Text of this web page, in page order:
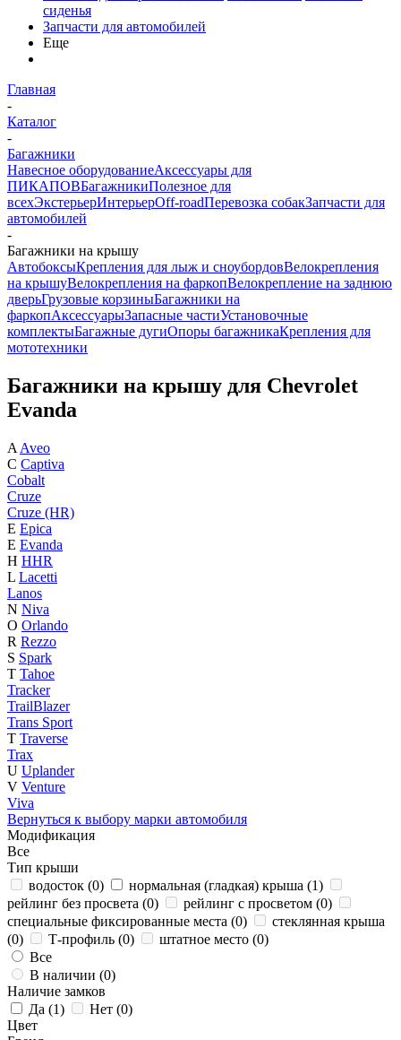
сиденья
Запчасти для автомобилей
Еще
Главная
-
Каталог
-
Багажники
Навесное оборудованиеАксессуары для
ПИКАПОВБагажникиПолезное для
всехЭкстерьерИнтерьерOff-roadПеревозка собакЗапчасти для
автомобилей
-
Багажники на крышу
АвтобоксыКрепления для лыж и сноубордовВелокрепления
на крышуВелокрепления на фаркопВелокрепление на заднюю
дверьГрузовые корзиныБагажники на
фаркопАксессуарыЗапасные частиУстановочные
комплектыБагажные дугиОпоры багажникаКрепления для
мототехники
Багажники на крышу для Chevrolet
Evanda
A Aveo
C Captiva
Cobalt
Cruze
Cruze (HR)
E Epica
E Evanda
H HHR
L Lacetti
Lanos
N Niva
O Orlando
R Rezzo
S Spark
T Tahoe
Tracker
TrailBlazer
Trans Sport
T Traverse
Trax
U Uplander
V Venture
Viva
Вернуться к выбору марки автомобиля
Модификация
Все
Тип крыши
водосток (0) нормальная (гладкая) крыша (1)
рейлинг без просвета (0) рейлинг с просветом (0)
специальные фиксированные места (0)
стеклянная крыша
(0) Т-профиль (0) штатное место (0)
Все
В наличии (0)
Наличие замков
Да (1) Нет (0)
Цвет